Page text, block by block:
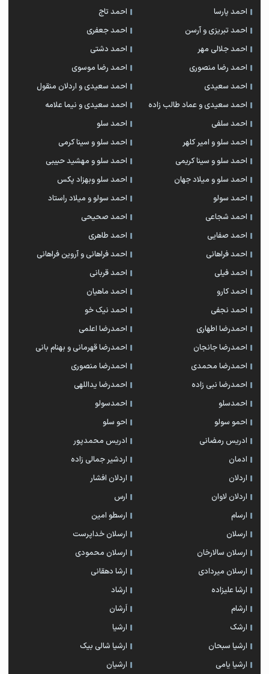
احمد پارسا
احمد تاج
احمد تبریزی و آرسن
احمد جعفری
احمد جلالی مهر
احمد دشتی
احمد رضا منصوری
احمد رضا موسوی
احمد سعیدی
احمد سعیدی و اردلان منقول
احمد سعیدی و عماد طالب زاده
احمد سعیدی و نیما علامه
احمد سلفی
احمد سلو
احمد سلو و امیر کلهر
احمد سلو و سینا کرمی
احمد سلو و سینا کریمی
احمد سلو و مهشید حبیبی
احمد سلو و میلاد جهان
احمد سلو وبهزاد پکس
احمد سولو
احمد سولو و میلاد راستاد
احمد شجاعی
احمد صحیحی
احمد صفایی
احمد طاهری
احمد فراهانی
احمد فراهانی و آروین فراهانی
احمد فیلی
احمد قربانی
احمد کارو
احمد ماهیان
احمد نجفی
احمد نیک خو
احمدرضا اطهاری
احمدرضا اعلمی
احمدرضا جانجان
احمدرضا قهرمانی و بهنام بانی
احمدرضا محمدی
احمدرضا منصوری
احمدرضا نبی زاده
احمدرضا یداللهی
احمدسلو
احمدسولو
احمو سولو
احو سلو
ادریس رمضانی
ادریس محمدپور
ادمان
اردشیر جمالی زاده
اردلان
اردلان افشار
اردلان لاوان
ارس
ارسام
ارسطو امین
ارسلان
ارسلان خداپرست
ارسلان سالارخان
ارسلان محمودی
ارسلان میردادی
ارشا دهقانی
ارشا علیزاده
ارشاد
ارشام
اَرشان
ارشک
ارشیا
ارشیا سبحان
ارشیا شالی بیک
ارشیا یامی
ارشیان